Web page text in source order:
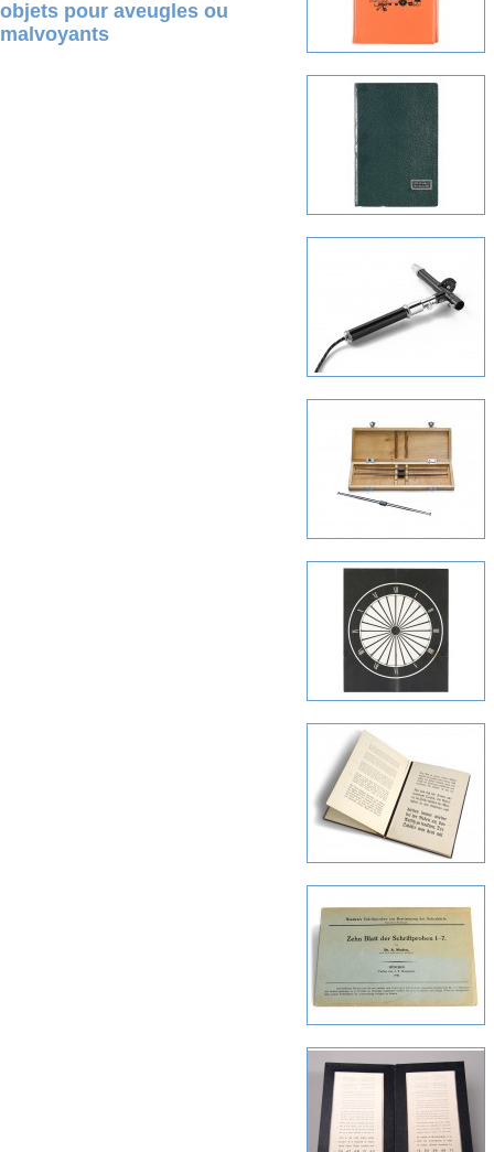
objets pour aveugles ou
malvoyants